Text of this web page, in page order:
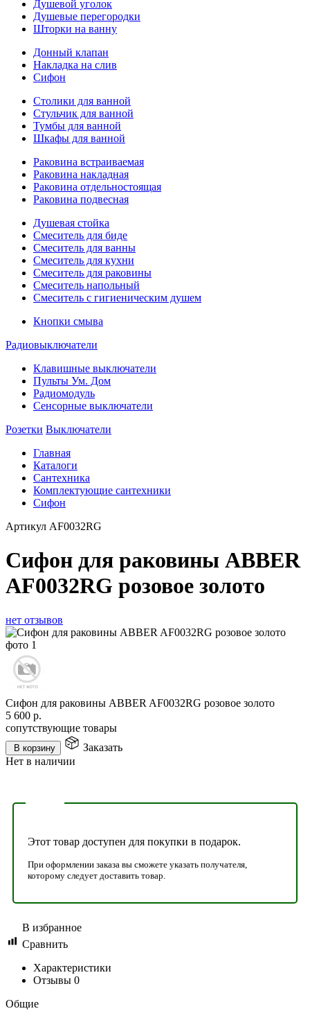
Душевой уголок
Душевые перегородки
Шторки на ванну
Донный клапан
Накладка на слив
Сифон
Столики для ванной
Стульчик для ванной
Тумбы для ванной
Шкафы для ванной
Раковина встраиваемая
Раковина накладная
Раковина отдельностоящая
Раковина подвесная
Душевая стойка
Смеситель для биде
Смеситель для ванны
Смеситель для кухни
Смеситель для раковины
Смеситель напольный
Смеситель с гигиеническим душем
Кнопки смыва
Радиовыключатели
Клавишные выключатели
Пульты Ум. Дом
Радиомодуль
Сенсорные выключатели
Розетки Выключатели
Главная
Каталоги
Сантехника
Комплектующие сантехники
Сифон
Артикул AF0032RG
Сифон для раковины ABBER
AF0032RG розовое золото
нет отзывов
Сифон для раковины ABBER AF0032RG розовое золото
5 600 р.
сопутствующие товары
В корзину
Заказать
Нет в наличии
Этот товар доступен для покупки в подарок.
При оформлении заказа вы сможете указать получателя,
которому следует доставить товар.
В избранное
Сравнить
Характеристики
Отзывы 0
Общие